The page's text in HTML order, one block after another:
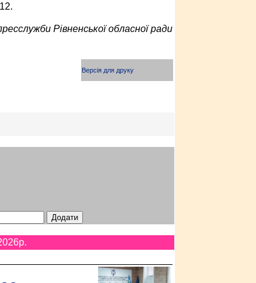
Рівненської обласної ради
Версія для друку